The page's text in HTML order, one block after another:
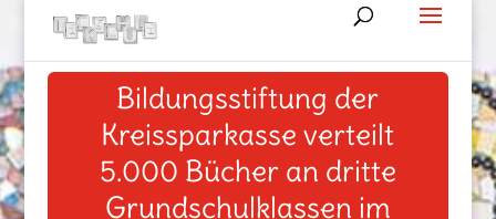
Bildungsstiftung der
Kreissparkasse verteilt
5.000 Bücher an dritte
Grundschulklassen im